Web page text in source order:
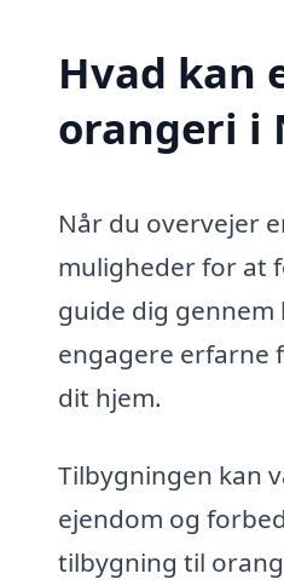
Hvad kan
orangeri i
Når du overvejer
muligheder for at
guide dig gennem
engagere erfarne
dit hjem.
Tilbygningen kan
ejendom og
tilbygning til